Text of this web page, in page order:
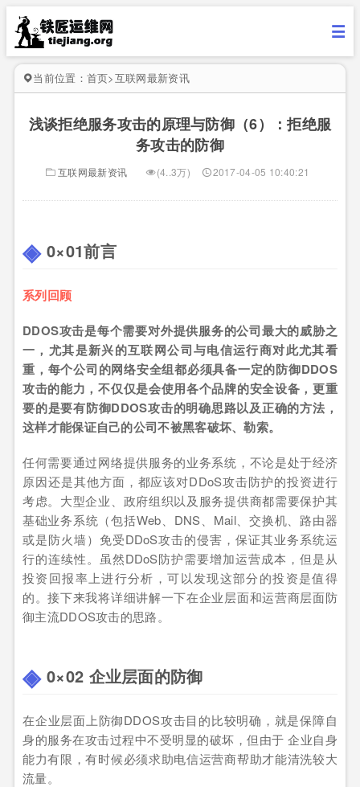
当前位置： 首页>互联网最新资讯
浅谈拒绝服务攻击的原理与防御（6）：拒绝服
务攻击的防御
互联网最新资讯 (4..3万) 2017-04-05 10:40:21
0×01前言
系列回顾
DDOS攻击是每个需要对外提供服务的公司最大的威胁之
一，尤其是新兴的互联网公司与电信运行商对此尤其看
重，每个公司的网络安全组都必须具备一定的防御DDOS
攻击的能力，不仅仅是会使用各个品牌的安全设备，更重
要的是要有防御DDOS攻击的明确思路以及正确的方法，
这样才能保证自己的公司不被黑客破坏、勒索。
任何需要通过网络提供服务的业务系统，不论是处于经济
原因还是其他方面，都应该对DDoS攻击防护的投资进行
考虑。大型企业、政府组织以及服务提供商都需要保护其
基础业务系统（包括Web、DNS、Mail、交换机、路由器
或是防火墙）免受DDoS攻击的侵害，保证其业务系统运
行的连续性。虽然DDoS防护需要增加运营成本，但是从
投资回报率上进行分析，可以发现这部分的投资是值得
的。接下来我将详细讲解一下在企业层面和运营商层面防
御主流DDOS攻击的思路。
0×02 企业层面的防御
在企业层面上防御DDOS攻击目的比较明确，就是保障自
身的服务在攻击过程中不受明显的破坏，但由于 企业自身
能力有限，有时候必须求助电信运营商帮助才能清洗较大
流量。